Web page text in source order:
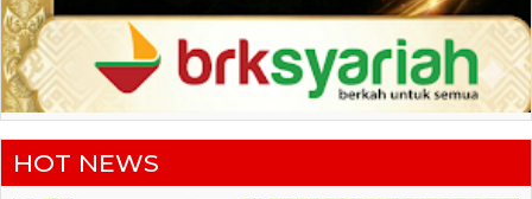
HOT NEWS